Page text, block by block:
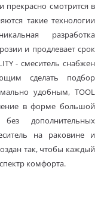
прекрасно смотрится в
такие технологии
разработка
и продлевает срок
- смеситель снабжен
сделать подбор
удобным, TOOL
в форме большой
дополнительных
на раковине и
так, чтобы каждый
комфорта.